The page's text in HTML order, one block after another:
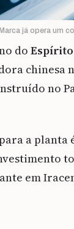
Marca já opera um
do
chinesa
no
a planta
em